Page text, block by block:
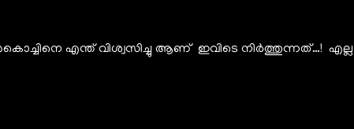
എന്ത് വിശ്വസിച്ചു ആണ് ഇവിടെ നിർത്തുന്നത്…! എല്ലാ